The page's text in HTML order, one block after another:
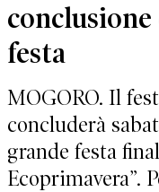
conclusione
festa
MOGORO. Il
concluderà
grande festa
Ecoprimavera”.